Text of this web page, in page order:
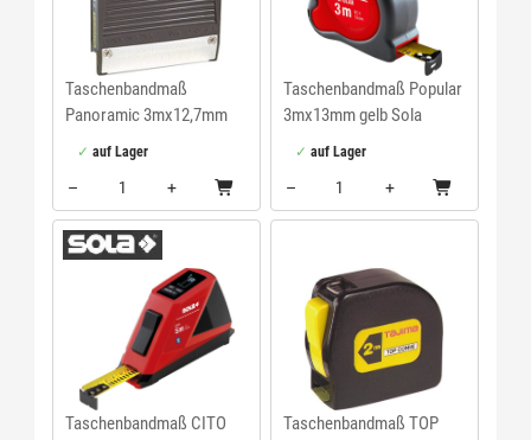
Taschenbandmaß
Panoramic 3mx12,7mm
Stanleyauf Lager
–
+
Menge: 1
Taschenbandmaß Popular
3mx13mm gelb Sola
auf Lager
–
+
Menge: 1
Taschenbandmaß CITO
Taschenbandmaß TOP